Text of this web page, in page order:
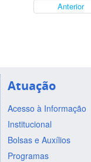
Anterior
Atuação
Acesso à Informação
Institucional
Bolsas e Auxílios
Programas